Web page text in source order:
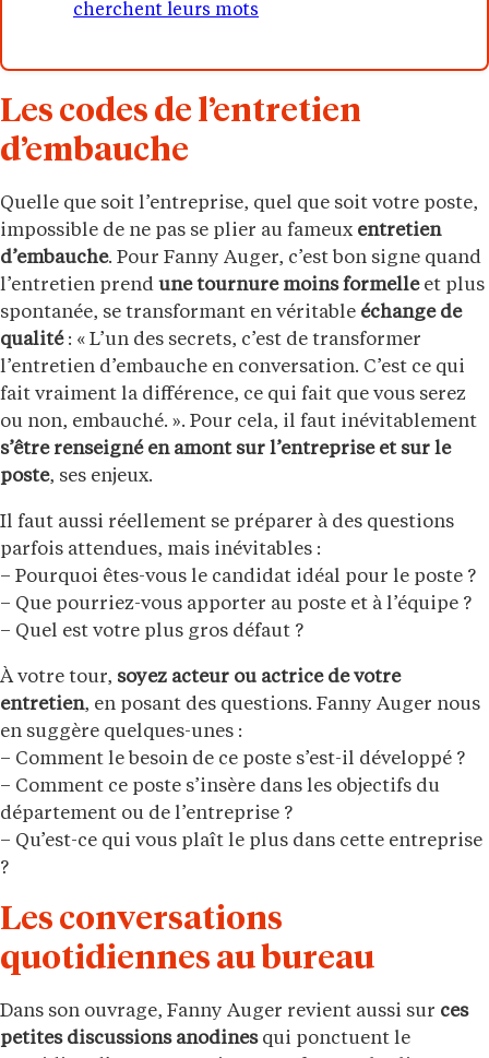
cherchent leurs mots
Les codes de l’entretien
d’embauche
Quelle que soit l’entreprise, quel que soit votre poste,
impossible de ne pas se plier au fameux entretien
d’embauche. Pour Fanny Auger, c’est bon signe quand
l’entretien prend une tournure moins formelleet plus
spontanée, se transformant en véritable échange de
qualité: « L’un des secrets, c’est de transformer
l’entretien d’embauche en conversation. C’est ce qui
fait vraiment la différence, ce qui fait que vous serez
ou non, embauché. ». Pour cela, il faut inévitablement
s’être renseigné en amont sur l’entreprise et sur le
poste, ses enjeux.
Il faut aussi réellement se préparer à des questions
parfois attendues, mais inévitables :
– Pourquoi êtes-vous le candidat idéal pour le poste ?
– Que pourriez-vous apporter au poste et à l’équipe ?
– Quel est votre plus gros défaut ?
À votre tour, soyez acteur ou actrice de votre
entretien, en posant des questions. Fanny Auger nous
en suggère quelques-unes :
– Comment le besoin de ce poste s’est-il développé ?
– Comment ce poste s’insère dans les objectifs du
département ou de l’entreprise ?
– Qu’est-ce qui vous plaît le plus dans cette entreprise
?
Les conversations
quotidiennes au bureau
Dans son ouvrage, Fanny Auger revient aussi sur ces
petites discussions anodines qui ponctuent le